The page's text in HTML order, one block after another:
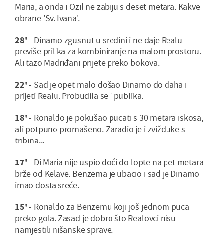
Maria, a onda i Ozil ne zabiju s deset metara. Kakve
obrane 'Sv. Ivana'.
28'- Dinamo zgusnut u sredini i ne daje Realu
previše prilika za kombiniranje na malom prostoru.
Ali tazo Madriđani prijete preko bokova.
22'- Sad je opet malo došao Dinamo do daha i
prijeti Realu. Probudila se i publika.
18'- Ronaldo je pokušao pucati s 30 metara iskosa,
ali potpuno promašeno. Zaradio je i zvižduke s
tribina...
17'- Di Maria nije uspio doći do lopte na pet metara
brže od Kelave. Benzema je ubacio i sad je Dinamo
imao dosta sreće.
15'- Ronaldo za Benzemu koji još jednom puca
preko gola. Zasad je dobro što Realovci nisu
namjestili nišanske sprave.